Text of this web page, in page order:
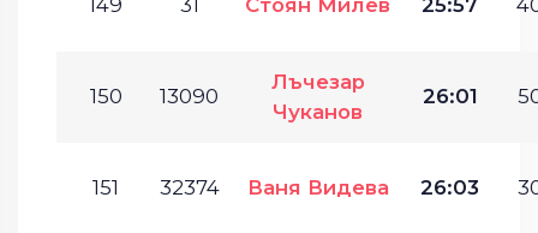
150 13090
Лъчезар
Чуканов
26:01
151 32374 Ваня Видева 26:03